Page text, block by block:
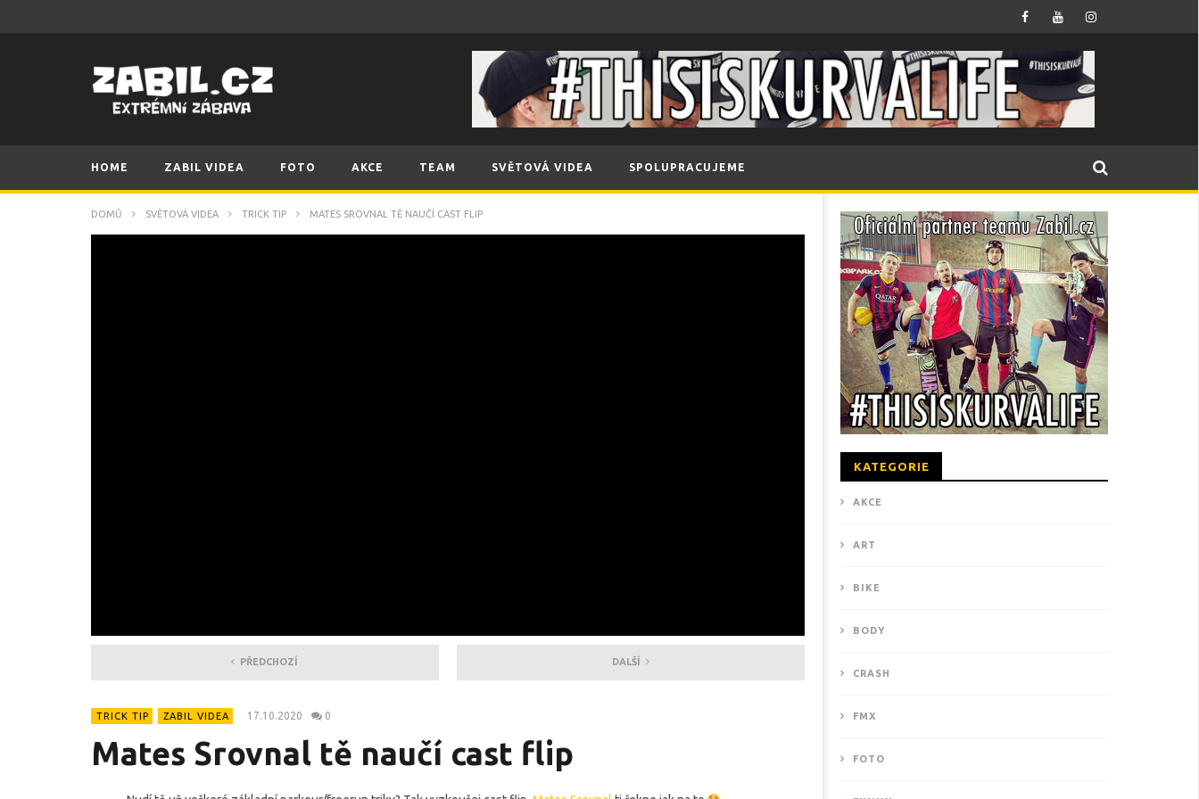
HOME ZABIL VIDEA FOTO AKCE TEAM SVĚTOVÁ VIDEA SPOLUPRACUJEME
DOMŮ SVĚTOVÁ VIDEA TRICK TIP MATES SROVNAL TĚ NAUČÍ CAST FLIP
PŘEDCHOZÍ DALŠÍ
TRICK TIP ZABIL VIDEA 17.10.2020 0
Mates Srovnal tě naučí cast flip
KATEGORIE
AKCE
ART
BIKE
BODY
CRASH
FMX
FOTO